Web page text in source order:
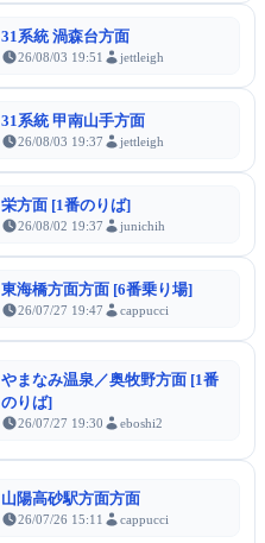
31系統 渦森台方面
26/08/03 19:51 jettleigh
31系統 甲南山手方面
26/08/03 19:37 jettleigh
栄方面 [1番のりば]
26/08/02 19:37 junichih
東海橋方面方面 [6番乗り場]
26/07/27 19:47 cappucci
やまなみ温泉／奥牧野方面 [1番
のりば]
26/07/27 19:30 eboshi2
山陽高砂駅方面方面
26/07/26 15:11 cappucci